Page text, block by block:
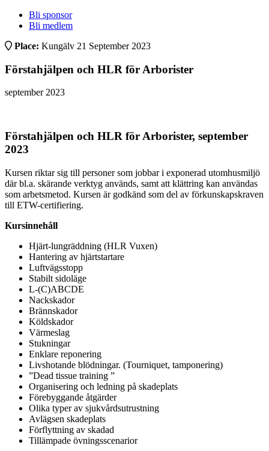
Bli sponsor
Bli medlem
Place: Kungälv 21 September 2023
Förstahjälpen och HLR för Arborister
september 2023
Förstahjälpen och HLR för Arborister, september
2023
Kursen riktar sig till personer som jobbar i exponerad utomhusmiljö
där bl.a. skärande verktyg används, samt att klättring kan användas
som arbetsmetod. Kursen är godkänd som del av förkunskapskraven
till ETW-certifiering.
Kursinnehåll
Hjärt-lungräddning (HLR Vuxen)
Hantering av hjärtstartare
Luftvägsstopp
Stabilt sidoläge
L-(C)ABCDE
Nackskador
Brännskador
Köldskador
Värmeslag
Stukningar
Enklare reponering
Livshotande blödningar. (Tourniquet, tamponering)
”Dead tissue training ”
Organisering och ledning på skadeplats
Förebyggande åtgärder
Olika typer av sjukvårdsutrustning
Avlägsen skadeplats
Förflyttning av skadad
Tillämpade övningsscenarior